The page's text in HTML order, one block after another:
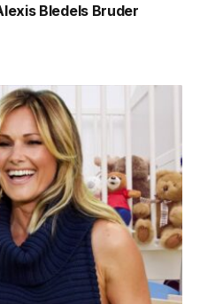
Bledels Bruder